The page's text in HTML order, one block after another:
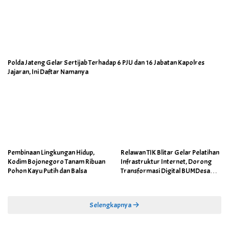
Polda Jateng Gelar Sertijab Terhadap 6 PJU dan 16 Jabatan Kapolres
Jajaran, Ini Daftar Namanya
Pembinaan Lingkungan Hidup,
Kodim Bojonegoro Tanam Ribuan
Pohon Kayu Putih dan Balsa
Relawan TIK Blitar Gelar Pelatihan
Infrastruktur Internet, Dorong
Transformasi Digital BUMDesa
Selengkapnya